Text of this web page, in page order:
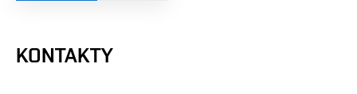
KONTAKTY